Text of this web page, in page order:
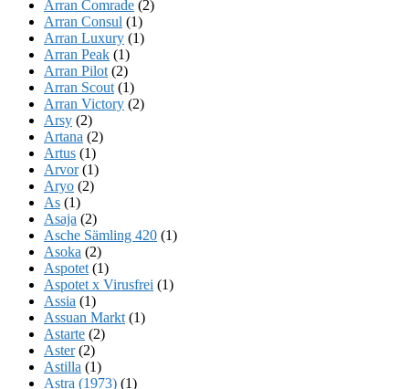
Arran Comrade (2)
Arran Consul (1)
Arran Luxury (1)
Arran Peak (1)
Arran Pilot (2)
Arran Scout (1)
Arran Victory (2)
Arsy (2)
Artana (2)
Artus (1)
Arvor(1)
Aryo (2)
As (1)
Asaja (2)
Asche Sämling 420 (1)
Asoka (2)
Aspotet (1)
Aspotet x Virusfrei (1)
Assia (1)
Assuan Markt (1)
Astarte (2)
Aster(2)
Astilla (1)
Astra (1973) (1)